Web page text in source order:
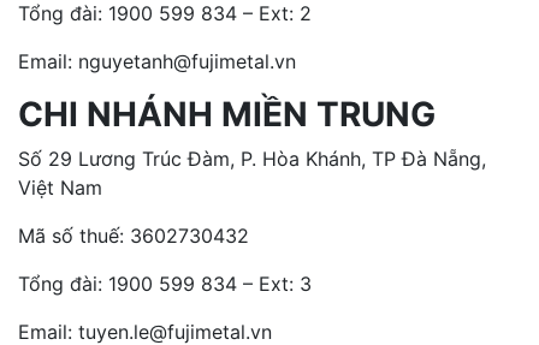
Tổng đài: 1900 599 834 – Ext: 2
Email: nguyetanh@fujimetal.vn
CHI NHÁNH MIỀN TRUNG
Số 29 Lương Trúc Đàm, P. Hòa Khánh, TP Đà Nẵng,
Việt Nam
Mã số thuế: 3602730432
Tổng đài: 1900 599 834 – Ext: 3
Email: tuyen.le@fujimetal.vn